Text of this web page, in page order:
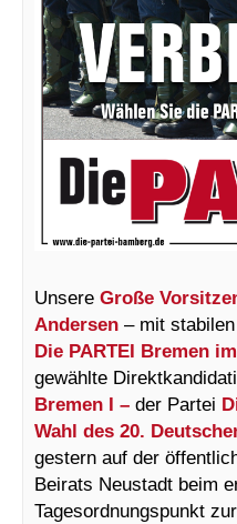
Unsere Große
Andersen – mit
Die PARTEI Bremen
gewählte
Bremen I – der Partei
Wahl des 20.
gestern auf der
Beirats Neustadt beim
Tagesordnungspunkt